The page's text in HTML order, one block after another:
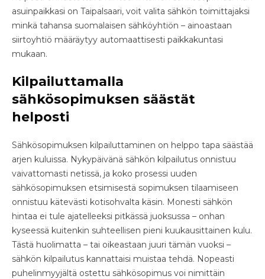
asuinpaikkasi on Taipalsaari, voit valita sähkön toimittajaksi
minkä tahansa suomalaisen sähköyhtiön – ainoastaan
siirtoyhtiö määräytyy automaattisesti paikkakuntasi
mukaan.
Kilpailuttamalla
sähkösopimuksen säästät
helposti
Sähkösopimuksen kilpailuttaminen on helppo tapa säästää
arjen kuluissa. Nykypäivänä sähkön kilpailutus onnistuu
vaivattomasti netissä, ja koko prosessi uuden
sähkösopimuksen etsimisestä sopimuksen tilaamiseen
onnistuu kätevästi kotisohvalta käsin. Monesti sähkön
hintaa ei tule ajatelleeksi pitkässä juoksussa – onhan
kyseessä kuitenkin suhteellisen pieni kuukausittainen kulu.
Tästä huolimatta – tai oikeastaan juuri tämän vuoksi –
sähkön kilpailutus kannattaisi muistaa tehdä. Nopeasti
puhelinmyyjältä ostettu sähkösopimus voi nimittäin